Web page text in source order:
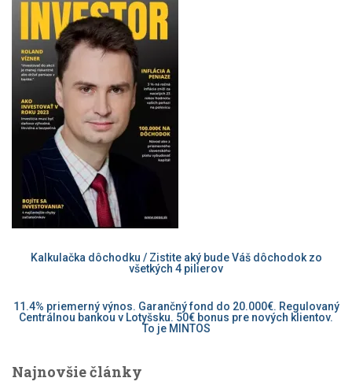
Kalkulačka dôchodku / Zistite aký bude Váš dôchodok zo
všetkých 4 pilierov
11.4% priemerný výnos. Garančný fond do 20.000€. Regulovaný
Centrálnou bankou v Lotyšsku. 50€ bonus pre nových klientov.
To je MINTOS
Najnovšie články